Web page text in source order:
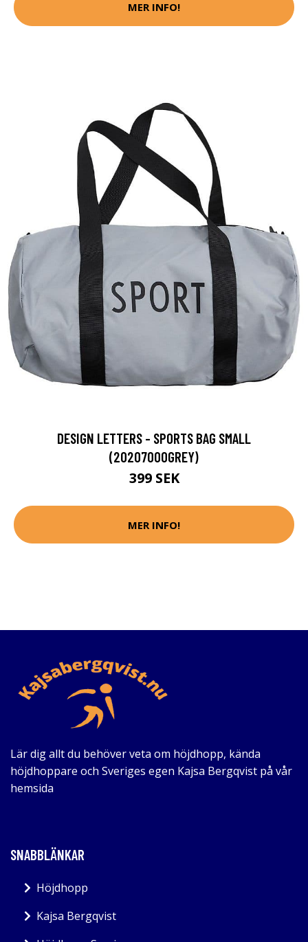
MER INFO!
DESIGN LETTERS - SPORTS BAG SMALL
(20207000GREY)
399 SEK
MER INFO!
Lär dig allt du behöver veta om höjdhopp, kända
höjdhoppare och Sveriges egen Kajsa Bergqvist på vår
hemsida
SNABBLÄNKAR
Höjdhopp
Kajsa Bergqvist